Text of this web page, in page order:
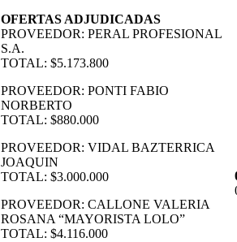
OFERTAS ADJUDICADAS
PROVEEDOR: PERAL PROFESIONAL
S.A.
TOTAL: $5.173.800
PROVEEDOR: PONTI FABIO
NORBERTO
TOTAL: $880.000
PROVEEDOR: VIDAL BAZTERRICA
JOAQUIN
TOTAL: $3.000.000
PROVEEDOR: CALLONE VALERIA
ROSANA “MAYORISTA LOLO”
TOTAL: $4.116.000